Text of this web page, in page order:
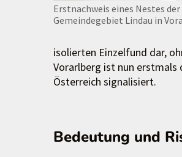
Erstnachweis eines Nestes
Gemeindegebiet Lindau in
isolierten Einzelfund dar,
Vorarlberg ist nun erstmals
Österreich signalisiert.
Bedeutung und